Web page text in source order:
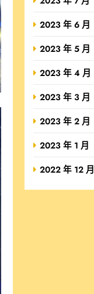
2023 年 6 月
2023 年 5 月
2023 年 4 月
2023 年 3 月
2023 年 2 月
2023 年 1 月
2022 年 12 月